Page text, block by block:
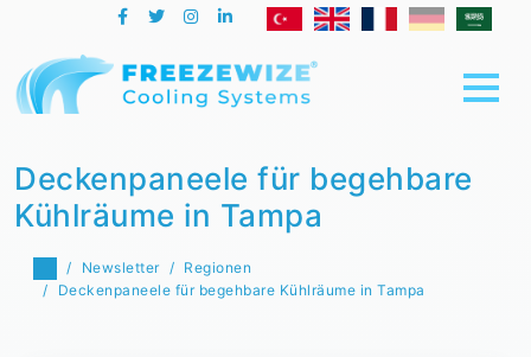
Deckenpaneele für begehbare
Kühlräume in Tampa
Newsletter
Regionen
Deckenpaneele für begehbare Kühlräume in Tampa